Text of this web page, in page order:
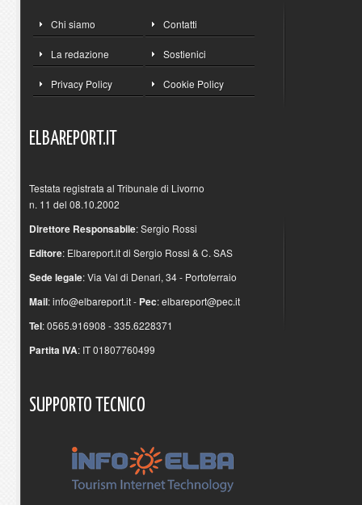
Chi siamo Contatti
La redazione Sostienici
Privacy Policy Cookie Policy
ELBAREPORT.IT
Testata registrata al Tribunale di Livorno
n. 11 del 08.10.2002
Direttore Responsabile: Sergio Rossi
Editore: Elbareport.it di Sergio Rossi & C. SAS
Sede legale: Via Val di Denari, 34 - Portoferraio
Mail:info@elbareport.it- Pec:elbareport@pec.it
Tel: 0565.916908 - 335.6228371
Partita IVA: IT 01807760499
SUPPORTO TECNICO